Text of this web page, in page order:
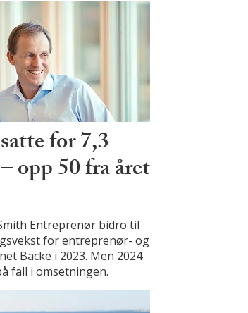
for 7,3
opp 50 fra året
Entreprenør bidro til
for entreprenør- og
Backe i 2023. Men 2024
fall i omsetningen.